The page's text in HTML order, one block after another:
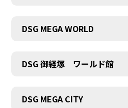
DSG MEGA WORLD
DSG 御経塚 ワールド館
DSG MEGA CITY